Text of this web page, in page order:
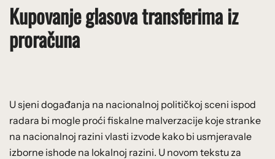
Kupovanje glasova transferima iz
proračuna
U sjeni događanja na nacionalnoj političkoj sceni ispod
radara bi mogle proći fiskalne malverzacije koje stranke
na nacionalnoj razini vlasti izvode kako bi usmjeravale
izborne ishode na lokalnoj razini. U novom tekstu za